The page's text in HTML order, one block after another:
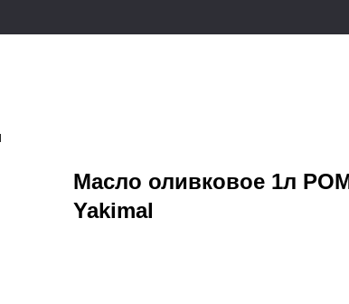
Масло оливковое 1л
Yakimal